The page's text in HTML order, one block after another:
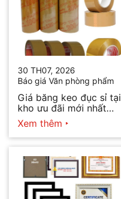
30 TH07, 2026
Báo giá Văn phòng phẩm
Giá băng keo đục sỉ tại
kho ưu đãi mới nhất
2026
Xem thêm